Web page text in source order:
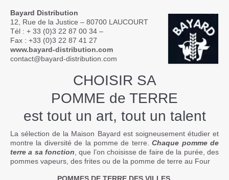
Bayard Distribution
12, Rue de la Justice – 80700 LAUCOURT
Tél : + 33 (0)3 22 87 00 34 –
Fax : +33 (0)3 22 87 41 27
www.bayard-distribution.com
contact@bayard-distribution.com
CHOISIR SA
POMME de TERRE
est tout un art, tout un talent
La sélection de la Maison Bayard est soigneusement étudier et
montre la diversité de la pomme de terre.Chaque pomme de
terre a sa fonction , que l’on choisisse de faire de la purée, des
pommes vapeurs, des frites ou de la pomme de terre au Four
POMMES DE TERRE DES VILLES,